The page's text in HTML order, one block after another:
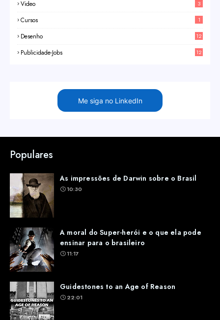
Video 3
Cursos 1
Desenho 12
Publicidade-Jobs 12
Me siga no LinkedIn
Populares
As impressões de Darwin sobre o Brasil
10:30
A moral do Super-herói e o que ela pode
ensinar para o brasileiro
11:17
Guidestones to an Age of Reason
22:01